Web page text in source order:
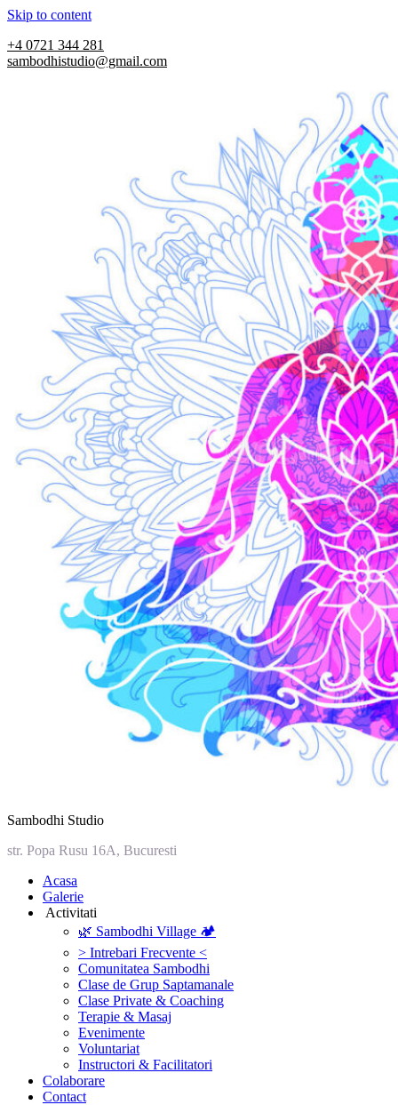
Skip to content
+4 0721 344 281
sambodhistudio@gmail.com
Sambodhi Studio
str. Popa Rusu 16A, Bucuresti
‎Acasa
Galerie
‎ ‎Activitati‎
🌿 Sambodhi Village 🏕️
> Intrebari Frecvente <
Comunitatea Sambodhi
Clase de Grup Saptamanale
Clase Private & Coaching
Terapie & Masaj
‎Evenimente
Voluntariat
‏‏‎Instructori & Facilitatori
Colaborare
Contact